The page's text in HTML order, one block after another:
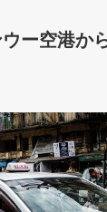
ー空港か